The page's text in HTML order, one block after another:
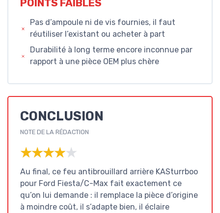
POINTS FAIBLES
Pas d’ampoule ni de vis fournies, il faut
réutiliser l’existant ou acheter à part
Durabilité à long terme encore inconnue par
rapport à une pièce OEM plus chère
CONCLUSION
NOTE DE LA RÉDACTION
★★★★★
★★★★★
Au final, ce feu antibrouillard arrière KASturrboo
pour Ford Fiesta/C-Max fait exactement ce
qu’on lui demande : il remplace la pièce d’origine
à moindre coût, il s’adapte bien, il éclaire